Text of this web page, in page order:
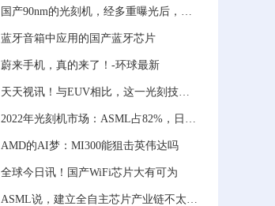
国产90nm的光刻机，经多重曝光后，能生产28nm芯片？
蓝牙音箱中应用的国产蓝牙芯片
蔚来手机，真的来了！-环球最新
天天视讯！与EUV相比，这一光刻技术更具发展潜力
2022年光刻机市场：ASML占82%，日系占18%，国产为0？
AMD的AI梦：MI300能狙击英伟达吗
全球今日讯！国产WiFi芯片大有可为
ASML说，建立全自主芯片产业链不太可能，但中国就想试试